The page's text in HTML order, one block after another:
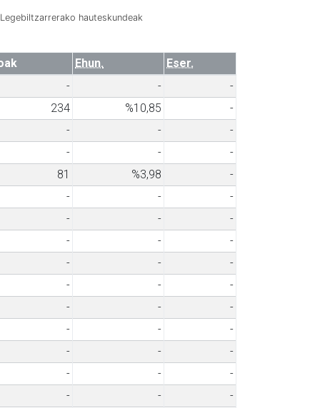
hauteskundeak
Ehun.
Eser.
- -
-
234 %10,85
-
- -
-
- -
-
81 %3,98
-
- -
-
- -
-
- -
-
- -
-
- -
-
- -
-
- -
-
- -
-
- -
-
- -
-